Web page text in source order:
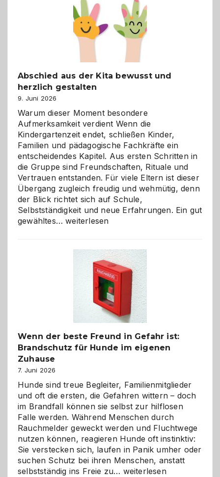
besser
verstehen
Abschied aus der Kita bewusst und
herzlich gestalten
9. Juni 2026
Warum dieser Moment besondere
Aufmerksamkeit verdient Wenn die
Kindergartenzeit endet, schließen Kinder,
Familien und pädagogische Fachkräfte ein
entscheidendes Kapitel. Aus ersten Schritten in
die Gruppe sind Freundschaften, Rituale und
Vertrauen entstanden. Für viele Eltern ist dieser
Übergang zugleich freudig und wehmütig, denn
der Blick richtet sich auf Schule,
Selbstständigkeit und neue Erfahrungen. Ein gut
gewähltes…Abschied
bewusst
herzlich
gestalten
weiterlesen
Wenn der beste Freund in Gefahr ist:
Brandschutz für Hunde im eigenen
Zuhause
7. Juni 2026
Hunde sind treue Begleiter, Familienmitglieder
und oft die ersten, die Gefahren wittern – doch
im Brandfall können sie selbst zur hilflosen
Falle werden. Während Menschen durch
Rauchmelder geweckt werden und Fluchtwege
nutzen können, reagieren Hunde oft instinktiv:
Sie verstecken sich, laufen in Panik umher oder
suchen Schutz bei ihren Menschen, anstatt
selbstständig ins Freie zu… Wenn
weiterlesen